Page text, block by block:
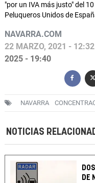
"por un IVA más justo" del
Peluqueros Unidos de
NAVARRA.COM
22 MARZO, 2021 - 12:32
2025 - 19:40
NAVARRA
NOTICIAS
DE